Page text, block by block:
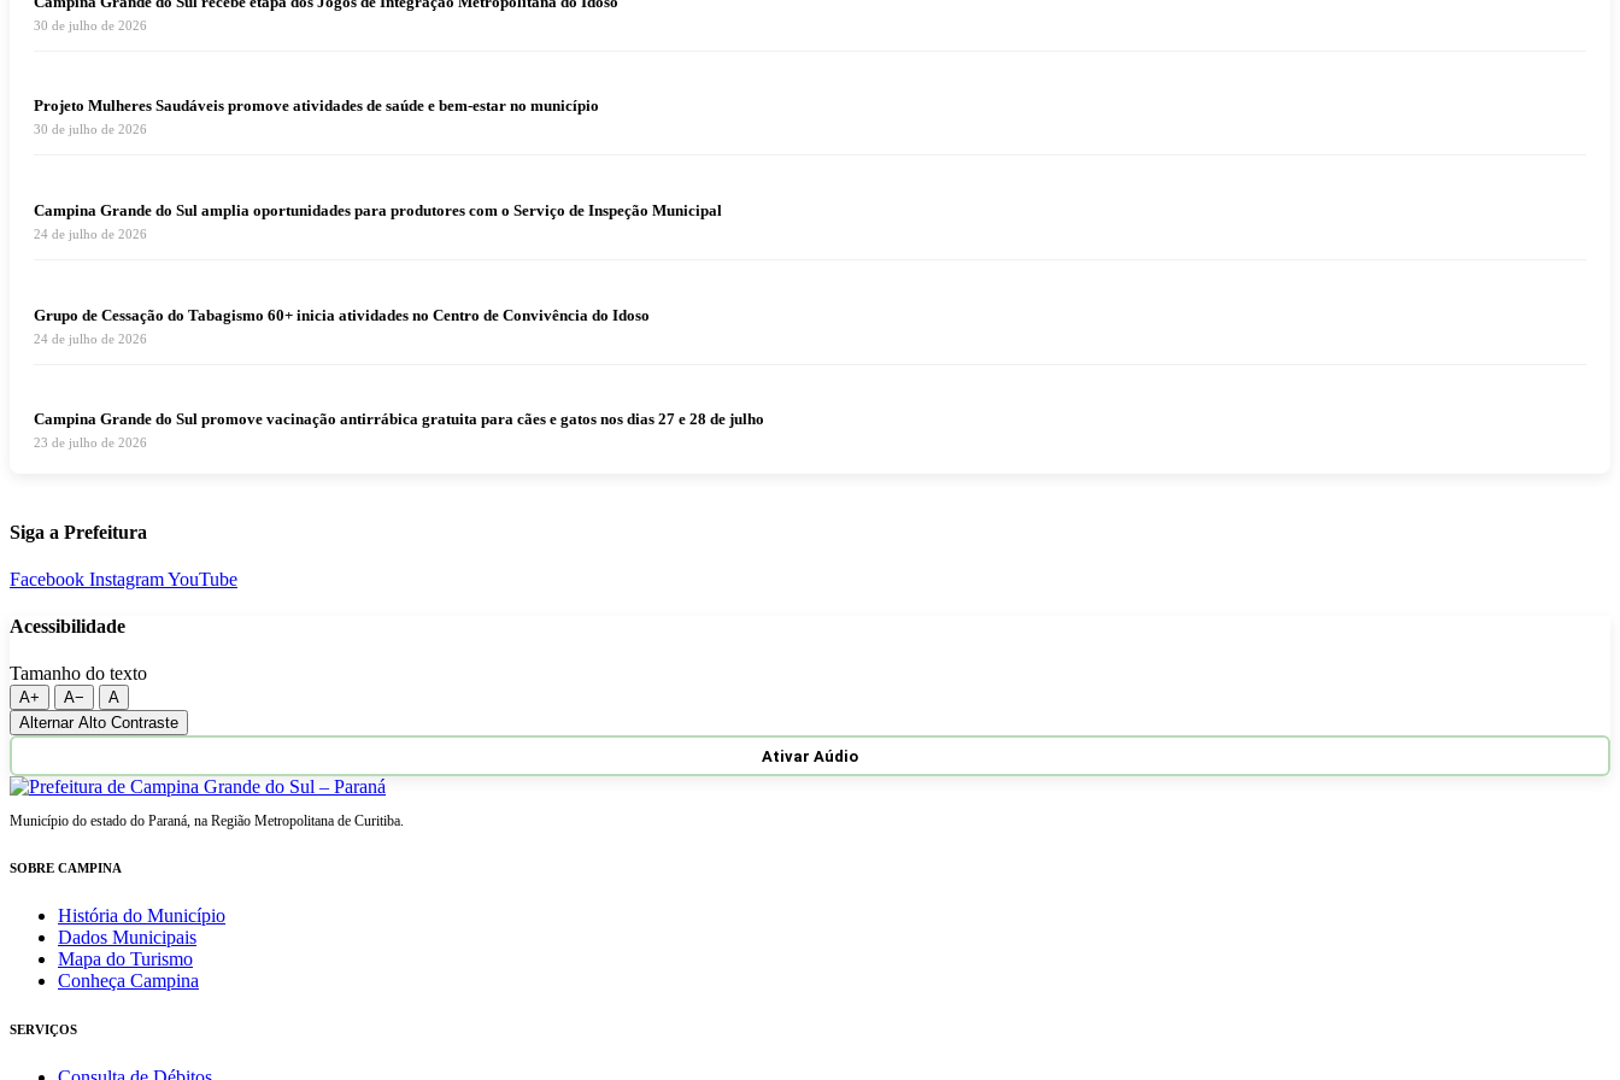
30 de julho de 2026
Projeto Mulheres Saudáveis promove atividades de saúde e bem-estar no município
30 de julho de 2026
Campina Grande do Sul amplia oportunidades para produtores com o Serviço de Inspeção Municipal
24 de julho de 2026
Grupo de Cessação do Tabagismo 60+ inicia atividades no Centro de Convivência do Idoso
24 de julho de 2026
Campina Grande do Sul promove vacinação antirrábica gratuita para cães e gatos nos dias 27 e 28 de julho
23 de julho de 2026
Siga a Prefeitura
Facebook InstagramYouTube
Acessibilidade
Tamanho do texto
A+ A−
A
Alternar Alto Contraste
Ativar Aúdio
Município do estado do Paraná, na Região Metropolitana de Curitiba.
SOBRE CAMPINA
História do Município
Dados Municipais
Mapa do Turismo
Conheça Campina
SERVIÇOS